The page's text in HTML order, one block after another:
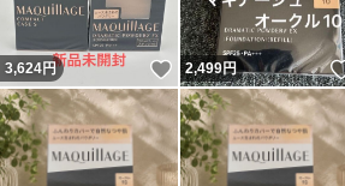
3,624円 いいね！
2,499円